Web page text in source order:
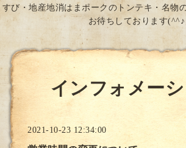
すび・地産地消はまポークのトンテキ・名物
お待ちしております(^^♪
インフォメー
2021-10-23 12:34:00